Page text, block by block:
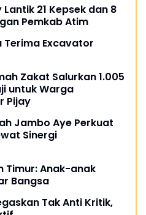
21 Kepsek dan 8
Pemkab Atim
Terima Excavator
Zakat Salurkan 1.005
untuk Warga
Pijay
Jambo Aye Perkuat
Sinergi
Timur: Anak-anak
Bangsa
Tak Anti Kritik,